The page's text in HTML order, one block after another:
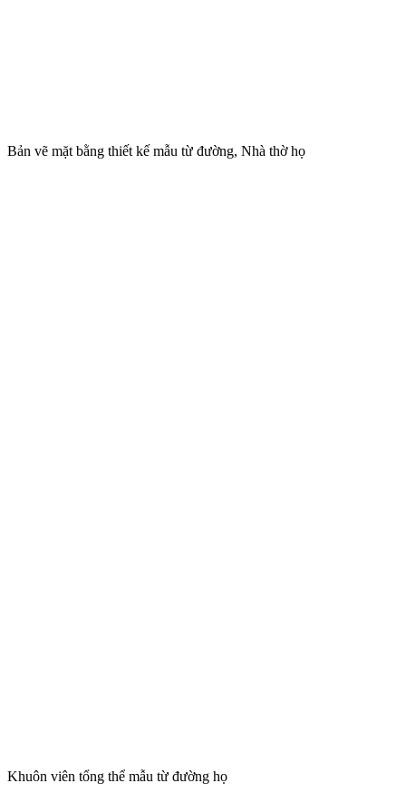
Bản vẽ mặt bằng thiết kế mẫu từ đường, Nhà thờ họ
Khuôn viên tổng thể mẫu từ đường họ